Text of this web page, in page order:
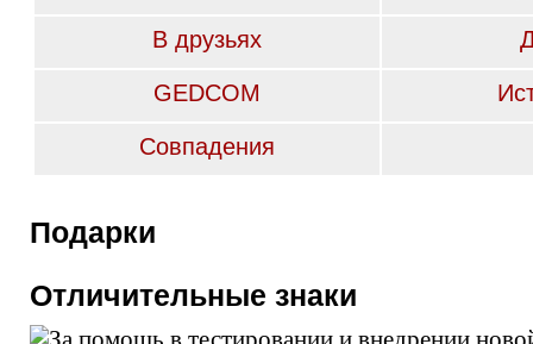
В друзьях
GEDCOM
Совпадения
Подарки
Отличительные знаки